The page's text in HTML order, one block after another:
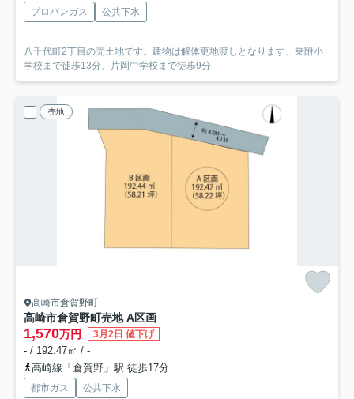
プロパンガス 公共下水
八千代町2丁目の売土地です。建物は解体更地渡しとなります、乗附小
学校まで徒歩13分、片岡中学校まで徒歩9分
売地
高崎市倉賀野町
高崎市倉賀野町売地 A区画
1,570万円 3月2日 値下げ
- / 192.47㎡ / -
高崎線「倉賀野」駅 徒歩17分
都市ガス 公共下水